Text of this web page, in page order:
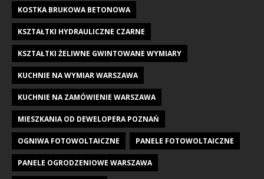
KOSTKA BRUKOWA BETONOWA
KSZTAŁTKI HYDRAULICZNE CZARNE
KSZTAŁTKI ŻELIWNE GWINTOWANE WYMIARY
KUCHNIE NA WYMIAR WARSZAWA
KUCHNIE NA ZAMÓWIENIE WARSZAWA
MIESZKANIA OD DEWELOPERA POZNAŃ
OGNIWA FOTOWOLTAICZNE PANELE FOTOWOLTAICZNE
PANELE OGRODZENIOWE WARSZAWA